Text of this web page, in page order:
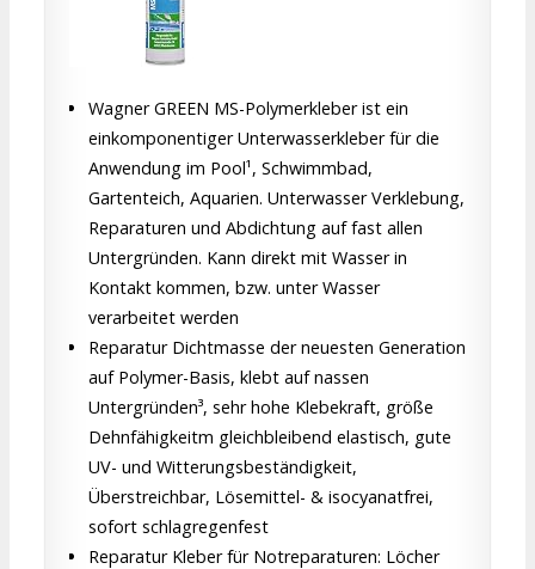
Wagner GREEN MS-Polymerkleber ist ein
einkomponentiger Unterwasserkleber für die
Anwendung im Pool¹, Schwimmbad,
Gartenteich, Aquarien. Unterwasser Verklebung,
Reparaturen und Abdichtung auf fast allen
Untergründen. Kann direkt mit Wasser in
Kontakt kommen, bzw. unter Wasser
verarbeitet werden
Reparatur Dichtmasse der neuesten Generation
auf Polymer-Basis, klebt auf nassen
Untergründen³, sehr hohe Klebekraft, größe
Dehnfähigkeitm gleichbleibend elastisch, gute
UV- und Witterungsbeständigkeit,
Überstreichbar, Lösemittel- & isocyanatfrei,
sofort schlagregenfest
Reparatur Kleber für Notreparaturen: Löcher